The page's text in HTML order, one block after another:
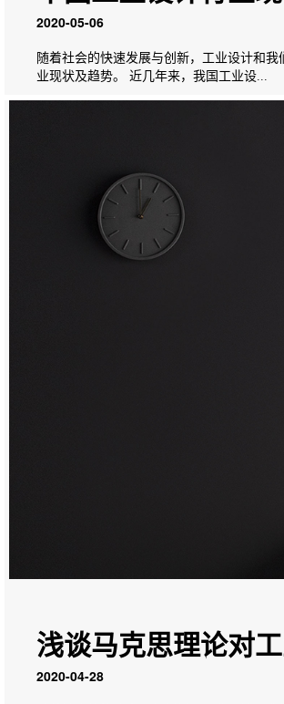
2020-05-06
随着社会的快速发展与创新，工业设计和
业现状及趋势。 近几年来，我国工业设...
浅谈马克思理论对
2020-04-28